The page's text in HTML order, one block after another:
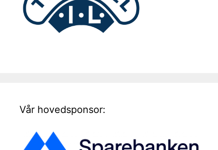
Vår hovedsponsor: